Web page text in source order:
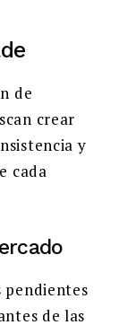
de
crear
y
cada
pendientes
de las